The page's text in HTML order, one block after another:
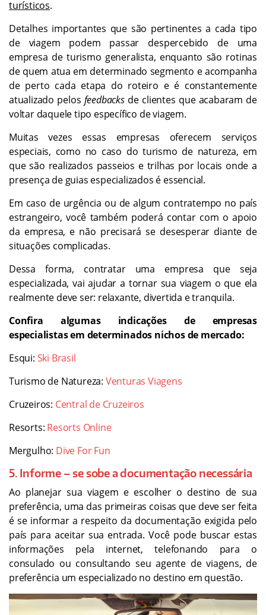
turísticos.
Detalhes importantes que são pertinentes a cada tipo
de viagem podem passar despercebido de uma
empresa de turismo generalista, enquanto são rotinas
de quem atua em determinado segmento e acompanha
de perto cada etapa do roteiro e é constantemente
atualizado pelos feedbacksde clientes que acabaram de
voltar daquele tipo específico de viagem.
Muitas vezes essas empresas oferecem serviços
especiais, como no caso do turismo de natureza, em
que são realizados passeios e trilhas por locais onde a
presença de guias especializados é essencial.
Em caso de urgência ou de algum contratempo no país
estrangeiro, você também poderá contar com o apoio
da empresa, e não precisará se desesperar diante de
situações complicadas.
Dessa forma, contratar uma empresa que seja
especializada, vai ajudar a tornar sua viagem o que ela
realmente deve ser: relaxante, divertida e tranquila.
Confira algumas indicações de empresas
especialistas em determinados nichos de mercado:
Esqui: Ski Brasil
Turismo de Natureza: Venturas Viagens
Cruzeiros: Central de Cruzeiros
Resorts: Resorts Online
Mergulho: Dive For Fun
5. Informe – se sobe a documentação necessária
Ao planejar sua viagem e escolher o destino de sua
preferência, uma das primeiras coisas que deve ser feita
é se informar a respeito da documentação exigida pelo
país para aceitar sua entrada. Você pode buscar estas
informações pela internet, telefonando para o
consulado ou consultando seu agente de viagens, de
preferência um especializado no destino em questão.